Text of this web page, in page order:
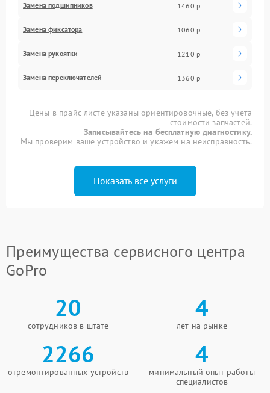
Замена подшипников 1460 р
Замена фиксатора 1060 р
Замена рукоятки 1210 р
Замена переключателей 1360 р
Цены в прайс-листе указаны ориентировочные, без учета
стоимости запчастей.
Записывайтесь на бесплатную диагностику.
Мы проверим ваше устройство и укажем на неисправность.
Показать все услуги
Преимущества сервисного центра
GoPro
20
сотрудников в штате
4
лет на рынке
2266
отремонтированных устройств
4
минимальный опыт работы
специалистов